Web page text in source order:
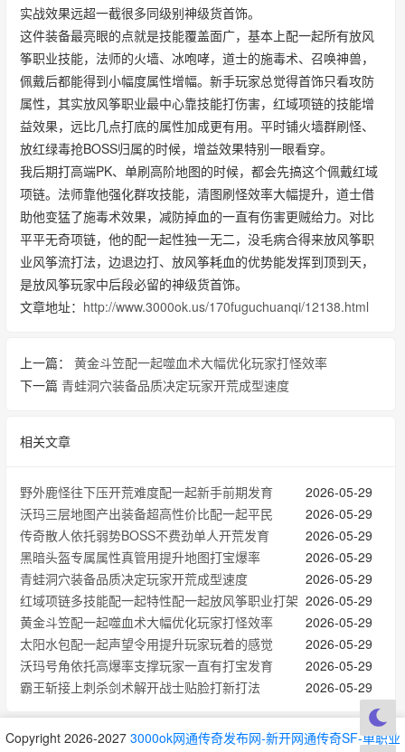
实战效果远超一截很多同级别神级货首饰。
这件装备最亮眼的点就是技能覆盖面广，基本上配一起所有放风
筝职业技能，法师的火墙、冰咆哮，道士的施毒术、召唤神兽，
佩戴后都能得到小幅度属性增幅。新手玩家总觉得首饰只看攻防
属性，其实放风筝职业最中心靠技能打伤害，红域项链的技能增
益效果，远比几点打底的属性加成更有用。平时铺火墙群刷怪、
放红绿毒抢BOSS归属的时候，增益效果特别一眼看穿。
我后期打高端PK、单刷高阶地图的时候，都会先搞这个佩戴红域
项链。法师靠他强化群攻技能，清图刷怪效率大幅提升，道士借
助他变猛了施毒术效果，减防掉血的一直有伤害更贼给力。对比
平平无奇项链，他的配一起性独一无二，没毛病合得来放风筝职
业风筝流打法，边退边打、放风筝耗血的优势能发挥到顶到天，
是放风筝玩家中后段必留的神级货首饰。
文章地址： http://www.3000ok.us/170fuguchuanqi/12138.html
上一篇： 黄金斗笠配一起噬血术大幅优化玩家打怪效率
下一篇 青蛙洞穴装备品质决定玩家开荒成型速度
相关文章
2026-05-29
野外鹿怪往下压开荒难度配一起新手前期发育
2026-05-29
沃玛三层地图产出装备超高性价比配一起平民
2026-05-29
传奇散人依托弱势BOSS不费劲单人开荒发育
2026-05-29
黑暗头盔专属属性真管用提升地图打宝爆率
2026-05-29
青蛙洞穴装备品质决定玩家开荒成型速度
2026-05-29
红域项链多技能配一起特性配一起放风筝职业打架
2026-05-29
黄金斗笠配一起噬血术大幅优化玩家打怪效率
2026-05-29
太阳水包配一起声望令用提升玩家玩着的感觉
2026-05-29
沃玛号角依托高爆率支撑玩家一直有打宝发育
2026-05-29
霸王斩接上刺杀剑术解开战士贴脸打新打法
Copyright 2026-2027 3000ok网通传奇发布网-新开网通传奇SF-单职业